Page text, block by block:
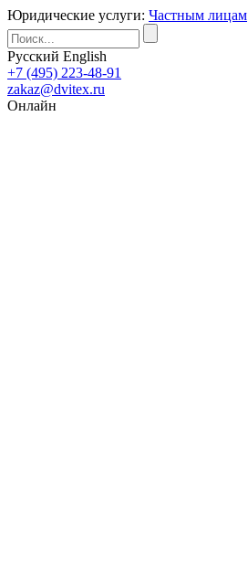
Юридические услуги: Частным лицам
Русский English
+7 (495) 223-48-91
zakaz@dvitex.ru
Онлайн